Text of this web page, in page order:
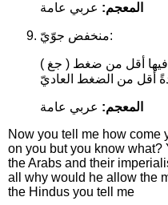
المعجم: عربي عامة
منخفض جوّيّ:
( جغ ) منطقة يكون الضغط الجوّيّ فيها أقل من ضغط
المعجم: عربي عامة
Now you tell me how come
on you but you know what?
the Arabs and their
all why would he allow the
the Hindus you tell me